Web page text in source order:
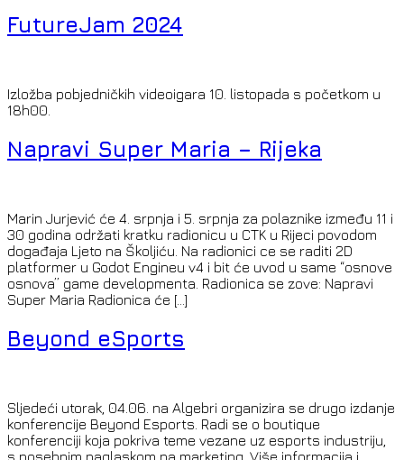
FutureJam 2024
Izložba pobjedničkih videoigara 10. listopada s početkom u
18h00.
Napravi Super Maria – Rijeka
Marin Jurjević će 4. srpnja i 5. srpnja za polaznike između 11 i
30 godina održati kratku radionicu u CTK u Rijeci povodom
događaja Ljeto na Školjiću. Na radionici ce se raditi 2D
platformer u Godot Engineu v4 i bit će uvod u same “osnove
osnova” game developmenta. Radionica se zove: Napravi
Super Maria Radionica će […]
Beyond eSports
Sljedeći utorak, 04.06. na Algebri organizira se drugo izdanje
konferencije Beyond Esports. Radi se o boutique
konferenciji koja pokriva teme vezane uz esports industriju,
s posebnim naglaskom na marketing. Više informacija i